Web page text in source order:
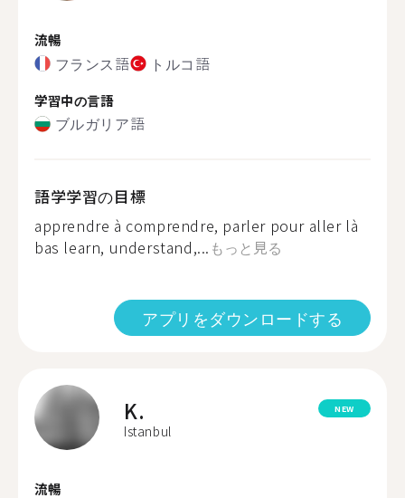
流暢
フランス語 トルコ語
学習中の言語
ブルガリア語
語学学習の目標
apprendre à comprendre, parler pour aller là
bas learn, understand,... もっと見る
アプリをダウンロードする
K.
Istanbul
NEW
流暢